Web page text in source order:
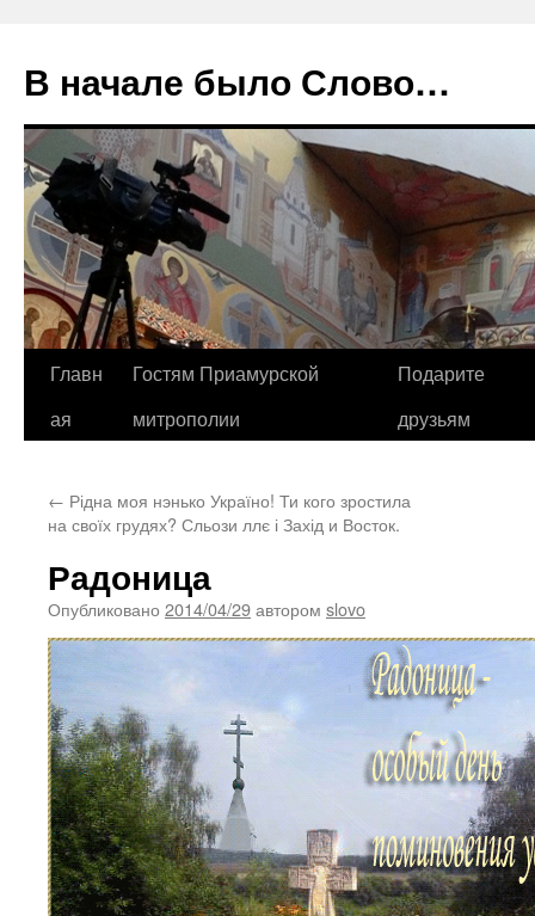
В начале было Слово…
Перейти
Главн
ая
Гостям Приамурской
митрополии
Подарите
друзьям
← Рідна моя нэнько Україно! Ти кого зростила
на своїх грудях? Сльози ллє і Захід и Восток.
Радоница
Опубликовано 2014/04/29автором slovo